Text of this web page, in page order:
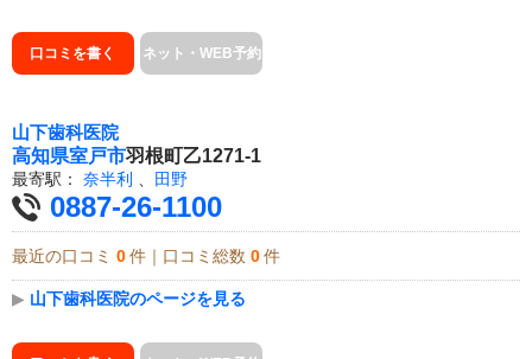
口コミを書く ネット・WEB予約
山下歯科医院
高知県室戸市羽根町乙1271-1
最寄駅： 奈半利 、 田野
0887-26-1100
最近の口コミ 0 件｜口コミ総数 0 件
▶ 山下歯科医院のページを見る